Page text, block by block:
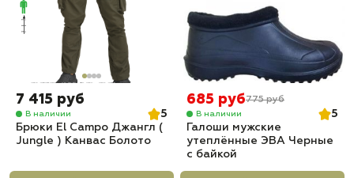
Фастекс
✅ Доставка по всей России
✅ Быстрая отправка
7 415 руб
В наличии
5
Брюки El Campo Джангл (
Jungle ) Канвас Болото
685 руб775 руб
В наличии
5
Галоши мужские
утеплённые ЭВА Черные
с байкой